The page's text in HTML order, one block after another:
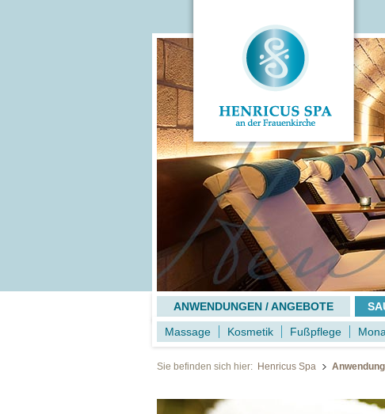
ANWENDUNGEN / ANGEBOTE
Massage
Kosmetik Fußpflege
Sie befinden sich hier: Henricus Spa